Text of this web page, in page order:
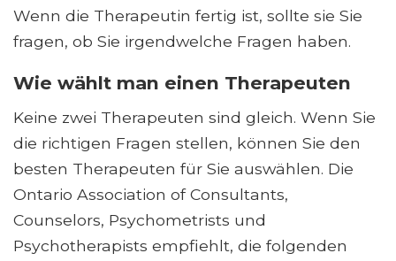
Wenn die Therapeutin fertig ist, sollte sie Sie
fragen, ob Sie irgendwelche Fragen haben.
Wie wählt man einen Therapeuten
Keine zwei Therapeuten sind gleich. Wenn Sie
die richtigen Fragen stellen, können Sie den
besten Therapeuten für Sie auswählen. Die
Ontario Association of Consultants,
Counselors, Psychometrists und
Psychotherapists empfiehlt, die folgenden